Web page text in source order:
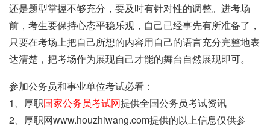
还是题型掌握不够充分，要及时有针对性的调整。进考场
前，考生要保持心态平稳乐观，自己已经事先有所准备了，
只要在考场上把自己所想的内容用自己的语言充分完整地表
达清楚，把考场作为展现自己才能的舞台自然展现即可。
参加公务员和事业单位考试必看：
1、厚职国家公务员考试网提供全国公务员考试资讯
2、厚职网www.houzhiwang.com提供的以上信息仅供参